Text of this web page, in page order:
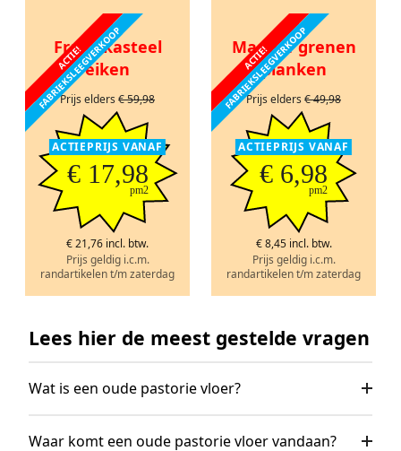
ACTIE!
FABRIEKSLEEGVERKOOP
Frans kasteel
eiken
Prijs elders € 59,98
ACTIEPRIJS VANAF
€ 17,98
pm2
€ 21,76 incl. btw.
Prijs geldig i.c.m.
randartikelen t/m zaterdag
ACTIE!
FABRIEKSLEEGVERKOOP
Massief grenen
planken
Prijs elders € 49,98
ACTIEPRIJS VANAF
€ 6,98
pm2
€ 8,45 incl. btw.
Prijs geldig i.c.m.
randartikelen t/m zaterdag
Lees hier de meest gestelde vragen
Wat is een oude pastorie vloer?
Waar komt een oude pastorie vloer vandaan?